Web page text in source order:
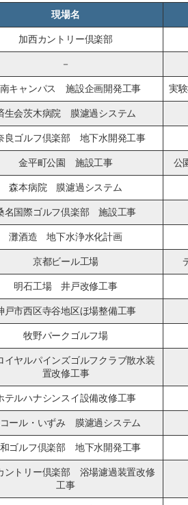
現場名
加西カントリー倶楽部
－
キャンパス 施設企画開発工事 実
生会茨木病院 膜濾過システム
良ゴルフ倶楽部 地下水開発工事
金平町公園 施設工事 公
森本病院 膜濾過システム
名国際ゴルフ倶楽部 施設工事
灘酒造 地下水浄水化計画
京都ビール工場
明石工場 井戸改修工事
戸市西区寺谷地区ほ場整備工事
牧野パークゴルフ場
イヤルパインズゴルフクラブ散水装
置改修工事
テルハナシンスイ設備改修工事
ール・いずみ 膜濾過システム
ゴルフ倶楽部 地下水開発工事
ントリー倶楽部 浴場濾過装置改修
工事